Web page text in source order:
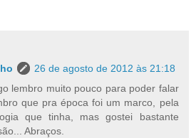
26 de agosto de 2012 às 21:18
lembro muito pouco para poder falar
que pra época foi um marco, pela
que tinha, mas gostei bastante
Abraços.